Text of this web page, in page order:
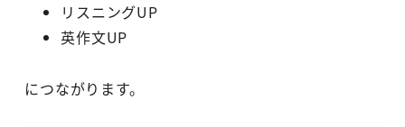
リスニングUP
英作文UP
につながります。